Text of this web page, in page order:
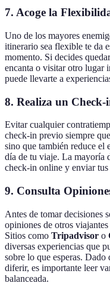
7. Acoge la
Uno de los mayores
itinerario sea flexible te da
momento. Si decides
encanta o visitar otro lugar
puede llevarte a
8. Realiza un Check-
Evitar cualquier
check-in previo siempre
sino que también reduce el
día de tu viaje. La mayoría
check-in online y enviar
9. Consulta
Antes de tomar decisiones
opiniones de otros
Sitios como Tripadvisor o
diversas experiencias que
sobre lo que esperas. Dado
diferir, es importante leer
balanceada.